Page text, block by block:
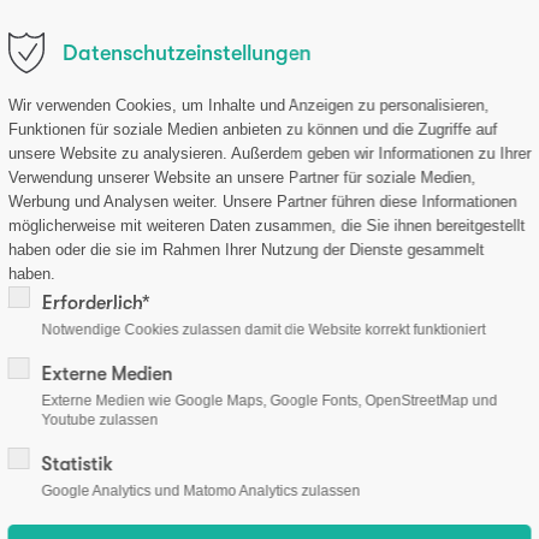
Patienten
ist ein Thema
alle - selbst für mich
Datenschutzeinstellungen
Wir verwenden Cookies, um Inhalte und Anzeigen zu personalisieren,
Funktionen für soziale Medien anbieten zu können und die Zugriffe auf
unsere Website zu analysieren. Außerdem geben wir Informationen zu Ihrer
Verwendung unserer Website an unsere Partner für soziale Medien,
Werbung und Analysen weiter. Unsere Partner führen diese Informationen
möglicherweise mit weiteren Daten zusammen, die Sie ihnen bereitgestellt
haben oder die sie im Rahmen Ihrer Nutzung der Dienste gesammelt
haben.
Erforderlich*
Notwendige Cookies zulassen damit die Website korrekt funktioniert
Externe Medien
Externe Medien wie Google Maps, Google Fonts, OpenStreetMap und
Youtube zulassen
Statistik
Google Analytics und Matomo Analytics zulassen